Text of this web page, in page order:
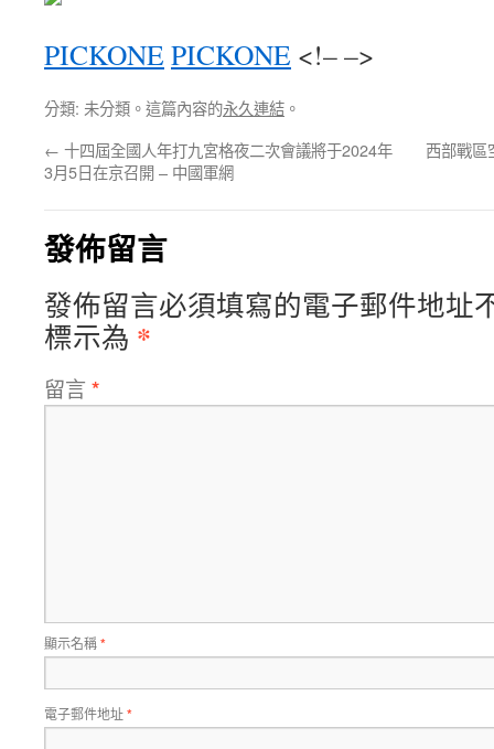
PICKONE PICKONE <!– –>
分類: 未分類。這篇內容的永久連結 。
← 十四屆全國人年打九宮格夜二次會議將于2024年
3月5日在京召開 – 中國軍網
西部戰區
發佈留言
發佈留言必須填寫的電子郵件地址
標示為 *
留言 *
顯示名稱*
電子郵件地址*